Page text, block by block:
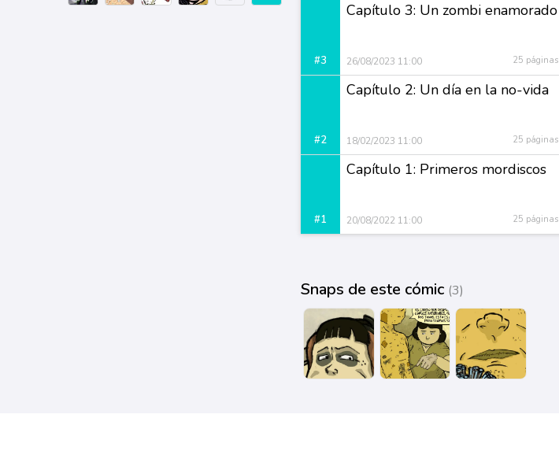
#3
Capítulo 3: Un zombi enamorado
26/08/2023 11:00 25 páginas
#2
Capítulo 2: Un día en la no-vida
18/02/2023 11:00 25 páginas
#1
Capítulo 1: Primeros mordiscos
20/08/2022 11:00 25 páginas
Snaps de este cómic (3)